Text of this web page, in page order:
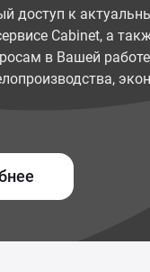
доступ к
Cabinet, а
в Вашей